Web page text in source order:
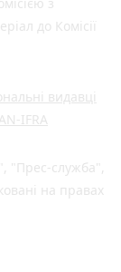
до Комісії
видавці
IFRA
"Прес-служба",
на правах